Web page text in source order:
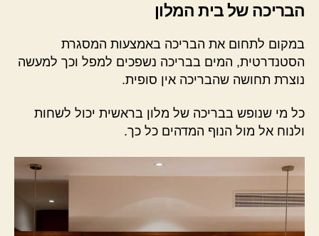
הבריכה של בית המלון
במקום לתחום את הבריכה באמצעות המסגרת
הסטנדרטית, המים בבריכה נשפכים למפל וכך למעשה
נוצרת תחושה שהבריכה אין סופית.
כל מי שנופש בבריכה של מלון בראשית יכול לשחות
ולנוח אל מול הנוף המדהים כל כך.